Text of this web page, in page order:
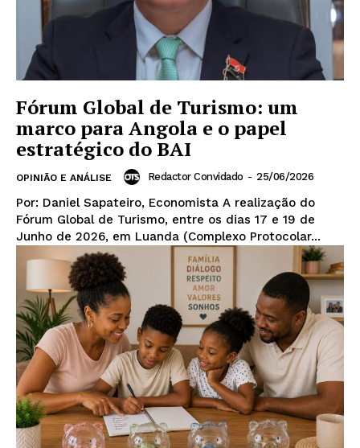
Fórum Global de Turismo: um
marco para Angola e o papel
estratégico do BAI
OPINIÃO E ANÁLISE Redactor Convidado - 25/06/2026
Por: Daniel Sapateiro, Economista A realização do
Fórum Global de Turismo, entre os dias 17 e 19 de
Junho de 2026, em Luanda (Complexo Protocolar...